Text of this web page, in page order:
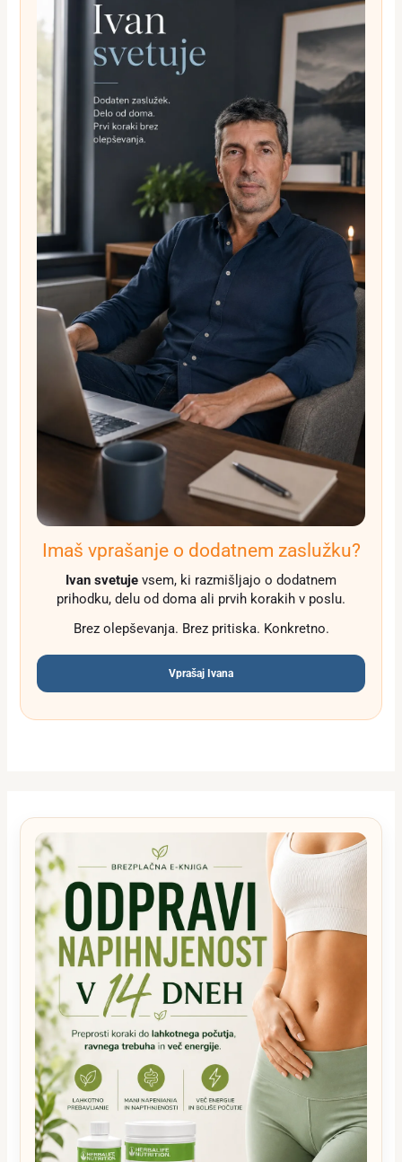
Imaš vprašanje o dodatnem zaslužku?
Ivan svetuje vsem, ki razmišljajo o dodatnem
prihodku, delu od doma ali prvih korakih v poslu.
Brez olepševanja. Brez pritiska. Konkretno.
Vprašaj Ivana